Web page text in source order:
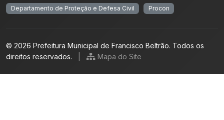
Departamento de Proteção e Defesa Civil
Procon
© 2026 Prefeitura Municipal de Francisco Beltrão. Todos os
direitos reservados.
Mapa do Site